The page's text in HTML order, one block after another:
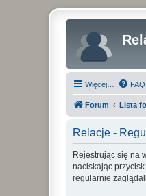
Więcej… FAQ
Forum Lista
Relacje -
Rejestrując się na
naciskając
regularnie